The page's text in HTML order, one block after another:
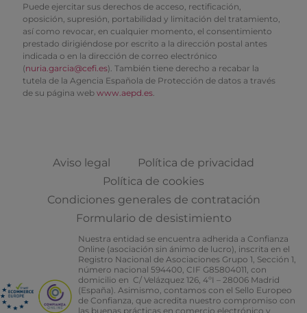
Puede ejercitar sus derechos de acceso, rectificación,
oposición, supresión, portabilidad y limitación del tratamiento,
así como revocar, en cualquier momento, el consentimiento
prestado dirigiéndose por escrito a la dirección postal antes
indicada o en la dirección de correo electrónico
(nuria.garcia@cefi.es). También tiene derecho a recabar la
tutela de la Agencia Española de Protección de datos a través
de su página web www.aepd.es
Aviso legal
Política de privacidad
Política de cookies
Condiciones generales de contratación
Formulario de desistimiento
Nuestra entidad se encuentra adherida a Confianza
Online (asociación sin ánimo de lucro), inscrita en el
Registro Nacional de Asociaciones Grupo 1, Sección 1,
número nacional 594400, CIF G85804011, con
domicilio en C/ Velázquez 126, 4ºI – 28006 Madrid
(España). Asimismo, contamos con el Sello Europeo
de Confianza, que acredita nuestro compromiso con
las buenas prácticas en comercio electrónico y